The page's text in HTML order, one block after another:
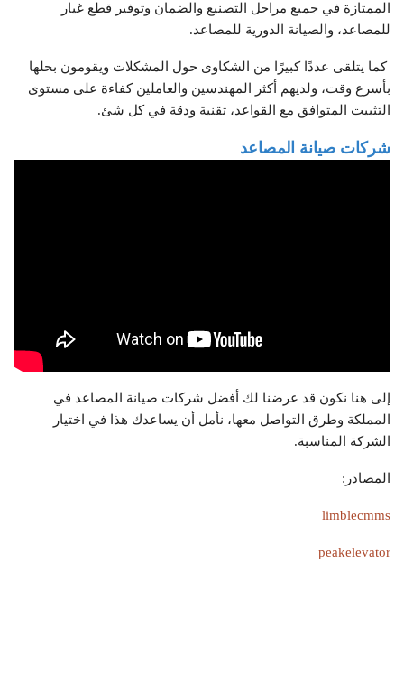
الممتازة في جميع مراحل التصنيع والضمان وتوفير قطع غيار
للمصاعد، والصيانة الدورية للمصاعد.
كما يتلقى عددًا كبيرًا من الشكاوى حول المشكلات ويقومون بحلها
بأسرع وقت، ولديهم أكثر المهندسين والعاملين كفاءة على مستوى
التثبيت المتوافق مع القواعد، تقنية ودقة في كل شئ.
شركات صيانة المصاعد
إلى هنا نكون قد عرضنا لك أفضل شركات صيانة المصاعد في
المملكة وطرق التواصل معها، نأمل أن يساعدك هذا في اختيار
الشركة المناسبة.
المصادر:
limblecmms
peakelevator